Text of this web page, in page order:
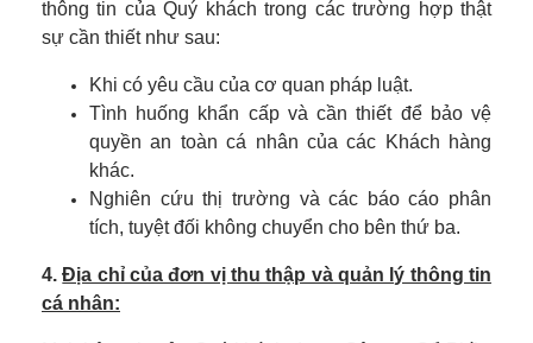
thông tin của Quý khách trong các trường hợp thật
sự cần thiết như sau:
Khi có yêu cầu của cơ quan pháp luật.
Tình huống khẩn cấp và cần thiết để bảo vệ
quyền an toàn cá nhân của các Khách hàng
khác.
Nghiên cứu thị trường và các báo cáo phân
tích, tuyệt đối không chuyển cho bên thứ ba.
4.Địa chỉ của đơn vị thu thập và quản lý thông tin
cá nhân: